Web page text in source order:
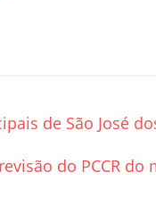
de São José
do PCCR